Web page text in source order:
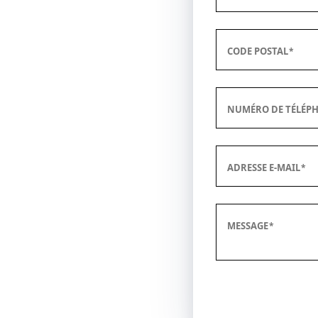
CODE POSTAL
NUMÉRO DE
ADRESSE E-MAIL
MESSAGE